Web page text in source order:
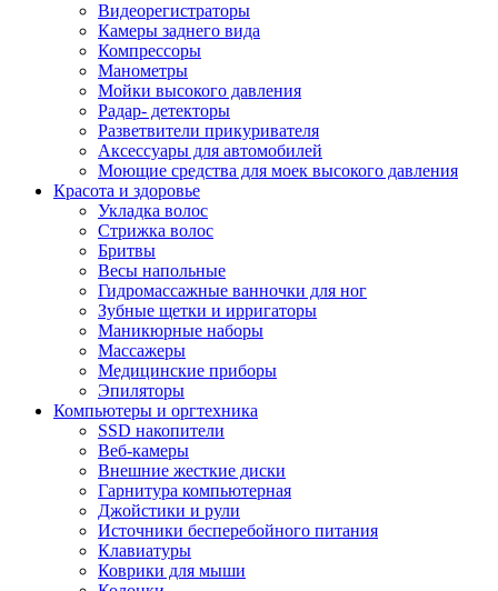
Видеорегистраторы
Камеры заднего вида
Компрессоры
Манометры
Мойки высокого давления
Радар- детекторы
Разветвители прикуривателя
Аксессуары для автомобилей
Моющие средства для моек высокого давления
Красота и здоровье
Укладка волос
Стрижка волос
Бритвы
Весы напольные
Гидромассажные ванночки для ног
Зубные щетки и ирригаторы
Маникюрные наборы
Массажеры
Медицинские приборы
Эпиляторы
Компьютеры и оргтехника
SSD накопители
Веб-камеры
Внешние жесткие диски
Гарнитура компьютерная
Джойстики и рули
Источники бесперебойного питания
Клавиатуры
Коврики для мыши